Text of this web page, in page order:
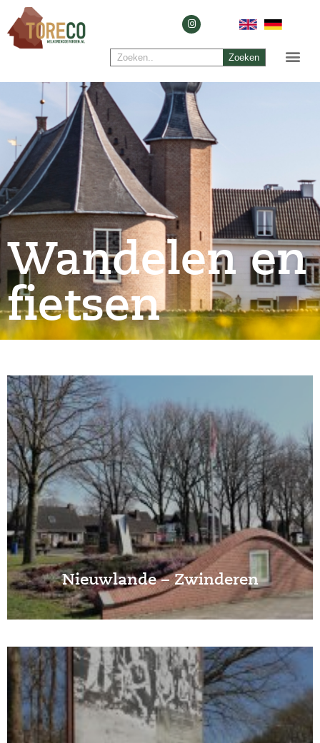
Zoeken
Wandelen en
fietsen
Nieuwlande – Zwinderen